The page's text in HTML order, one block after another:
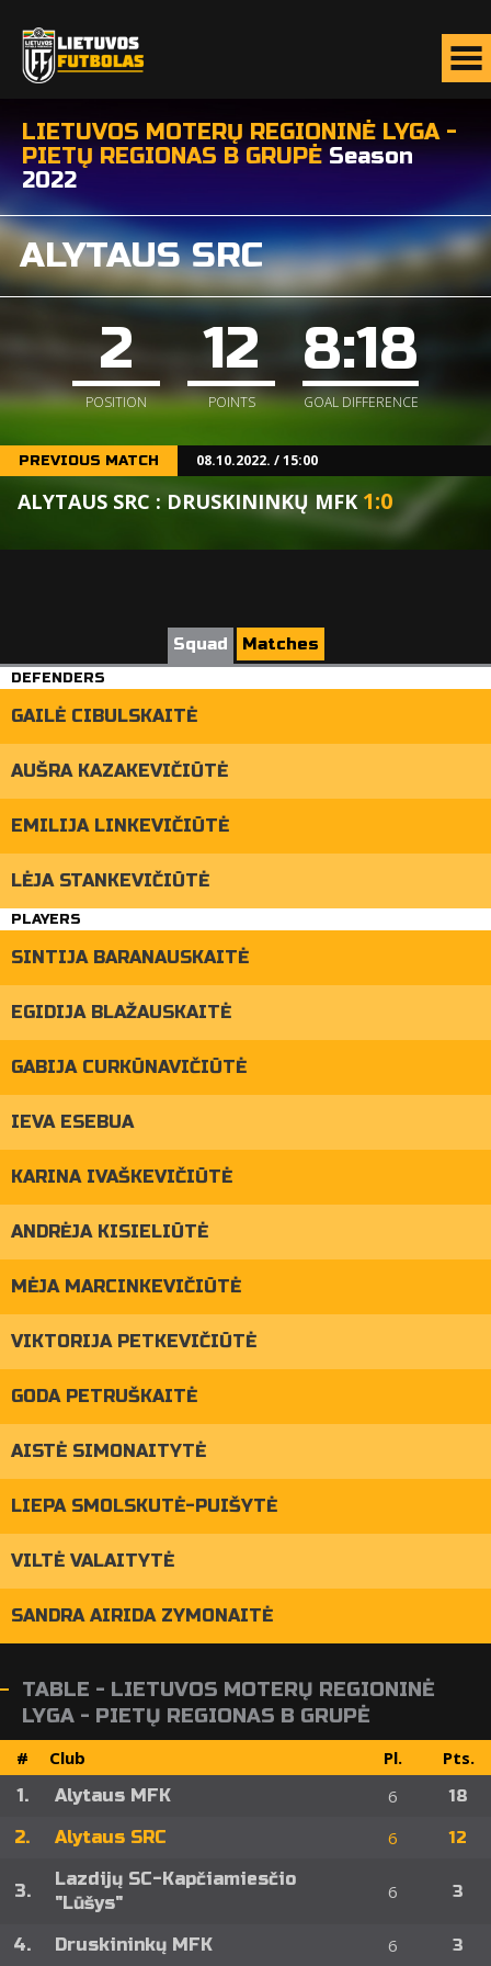
LIETUVOS MOTERŲ REGIONINĖ LYGA -
PIETŲ REGIONAS B GRUPĖSeason
2022
ALYTAUS SRC
2
POSITION
12
POINTS
8:18
GOAL DIFFERENCE
PREVIOUS MATCH 08.10.2022. / 15:00
ALYTAUS SRC : DRUSKININKŲ MFK 1:0
Squad Matches
DEFENDERS
GAILĖ CIBULSKAITĖ
AUŠRA KAZAKEVIČIŪTĖ
EMILIJA LINKEVIČIŪTĖ
LĖJA STANKEVIČIŪTĖ
PLAYERS
SINTIJA BARANAUSKAITĖ
EGIDIJA BLAŽAUSKAITĖ
GABIJA CURKŪNAVIČIŪTĖ
IEVA ESEBUA
KARINA IVAŠKEVIČIŪTĖ
ANDRĖJA KISIELIŪTĖ
MĖJA MARCINKEVIČIŪTĖ
VIKTORIJA PETKEVIČIŪTĖ
GODA PETRUŠKAITĖ
AISTĖ SIMONAITYTĖ
LIEPA SMOLSKUTĖ-PUIŠYTĖ
VILTĖ VALAITYTĖ
SANDRA AIRIDA ZYMONAITĖ
TABLE - LIETUVOS MOTERŲ REGIONINĖ
LYGA - PIETŲ REGIONAS B GRUPĖ
# Club Pl. Pts.
1. Alytaus MFK 6 18
2. Alytaus SRC 6 12
3.
Lazdijų SC-Kapčiamiesčio
"Lūšys"
6 3
4. Druskininkų MFK 6 3